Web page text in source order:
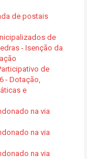
de postais
de
- Isenção da
de
- Dotação,
e
na via
na via
na via